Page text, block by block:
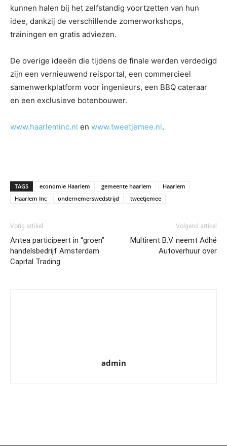
kunnen halen bij het zelfstandig voortzetten van hun
idee, dankzij de verschillende zomerworkshops,
trainingen en gratis adviezen.
De overige ideeën die tijdens de finale werden verdedigd
zijn een vernieuwend reisportal, een commercieel
samenwerkplatform voor ingenieurs, een BBQ cateraar
en een exclusieve botenbouwer.
www.haarleminc.nl en www.tweetjemee.nl.
TAGS economie Haarlem gemeente haarlem
Haarlem
Haarlem Inc
ondernemerswedstrijd tweetjemee
Vorig artikel
Antea participeert in “groen”
handelsbedrijf Amsterdam
Capital Trading
Volgend artikel
Multirent B.V. neemt Adhé
Autoverhuur over
admin